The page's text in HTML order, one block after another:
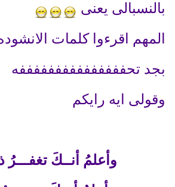
بالنسبالى يعنى
المهم اقرءوا كلمات الانشوده
بجد تحفففففففففففففففه
وقولى ايه رايكم
وأعلمُ أنــكَ تغفـــرُ